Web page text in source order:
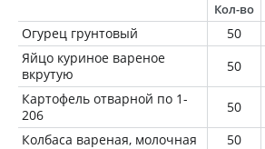
Кол-во
Огурец грунтовый 50
Яйцо куриное вареное
вкрутую
50
Картофель отварной по 1-
206
50
Колбаса вареная, молочная
50